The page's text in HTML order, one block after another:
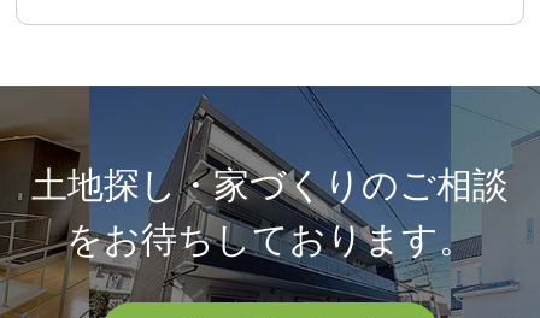
土地探し・家づくりのご相談
をお待ちしております。